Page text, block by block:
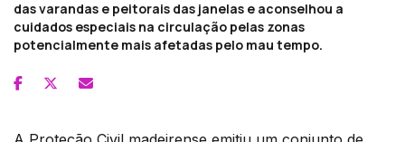
das varandas e peitorais das janelas e aconselhou a
cuidados especiais na circulação pelas zonas
potencialmente mais afetadas pelo mau tempo.